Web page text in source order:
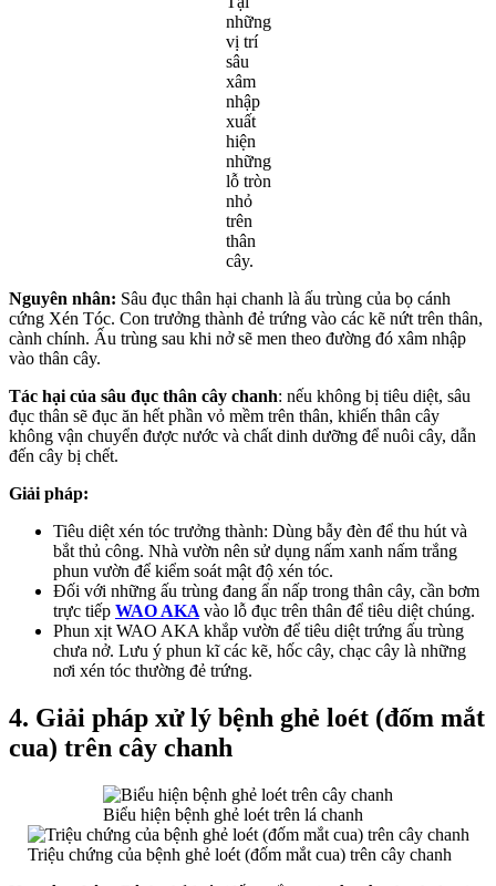
những
vị trí
sâu
xâm
nhập
xuất
hiện
những
lỗ tròn
nhỏ
trên
thân
cây.
Nguyên nhân: Sâu đục thân hại chanh là ấu trùng của bọ cánh
cứng Xén Tóc. Con trưởng thành đẻ trứng vào các kẽ nứt trên thân,
cành chính. Ấu trùng sau khi nở sẽ men theo đường đó xâm nhập
vào thân cây.
Tác hại của sâu đục thân cây chanh: nếu không bị tiêu diệt, sâu
đục thân sẽ đục ăn hết phần vỏ mềm trên thân, khiến thân cây
không vận chuyển được nước và chất dinh dưỡng để nuôi cây, dẫn
đến cây bị chết.
Giải pháp:
Tiêu diệt xén tóc trưởng thành: Dùng bẫy đèn để thu hút và
bắt thủ công. Nhà vườn nên sử dụng nấm xanh nấm trắng
phun vườn để kiểm soát mật độ xén tóc.
Đối với những ấu trùng đang ẩn nấp trong thân cây, cần bơm
trực tiếp WAO AKA vào lỗ đục trên thân để tiêu diệt chúng.
Phun xịt WAO AKA khắp vườn để tiêu diệt trứng ấu trùng
chưa nở. Lưu ý phun kĩ các kẽ, hốc cây, chạc cây là những
nơi xén tóc thường đẻ trứng.
4. Giải pháp xử lý bệnh ghẻ loét (đốm mắt
cua) trên cây chanh
Biểu hiện bệnh ghẻ loét trên lá chanh
Triệu chứng của bệnh ghẻ loét (đốm mắt cua) trên cây chanh